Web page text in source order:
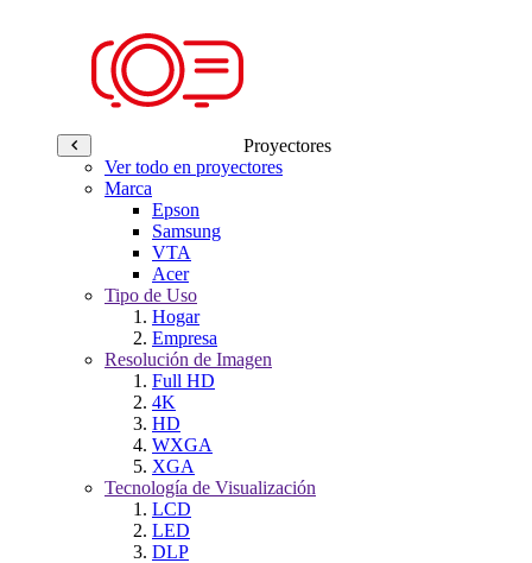
Proyectores
Ver todo en proyectores
Marca
Epson
Samsung
VTA
Acer
Tipo de Uso
Hogar
Empresa
Resolución de Imagen
Full HD
4K
HD
WXGA
XGA
Tecnología de Visualización
LCD
LED
DLP